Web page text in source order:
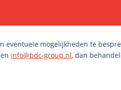
mogelijkheden te
en info@bdc-group.nl, dan